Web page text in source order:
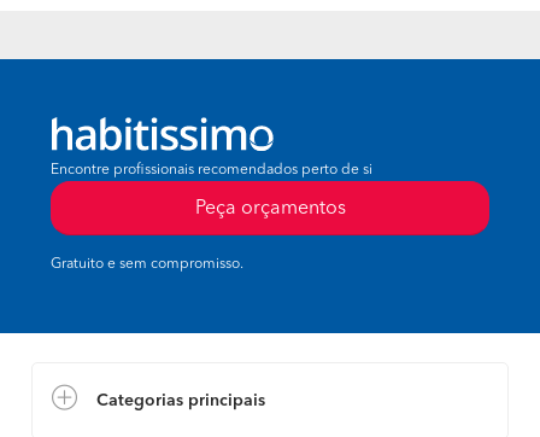
Encontre profissionais recomendados perto de si
Peça orçamentos
Gratuito e sem compromisso.
Categorias principais